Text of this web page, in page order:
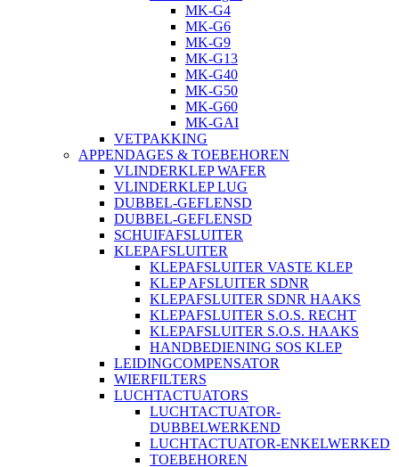
MK-G4
MK-G6
MK-G9
MK-G13
MK-G40
MK-G50
MK-G60
MK-GAI
VETPAKKING
APPENDAGES & TOEBEHOREN
VLINDERKLEP WAFER
VLINDERKLEP LUG
DUBBEL-GEFLENSD
DUBBEL-GEFLENSD
SCHUIFAFSLUITER
KLEPAFSLUITER
KLEPAFSLUITER VASTE KLEP
KLEP AFSLUITER SDNR
KLEPAFSLUITER SDNR HAAKS
KLEPAFSLUITER S.O.S. RECHT
KLEPAFSLUITER S.O.S. HAAKS
HANDBEDIENING SOS KLEP
LEIDINGCOMPENSATOR
WIERFILTERS
LUCHTACTUATORS
LUCHTACTUATOR-
DUBBELWERKEND
LUCHTACTUATOR-ENKELWERKED
TOEBEHOREN